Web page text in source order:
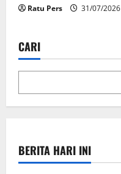
Ratu Pers 31/07/2026
CARI
BERITA HARI INI